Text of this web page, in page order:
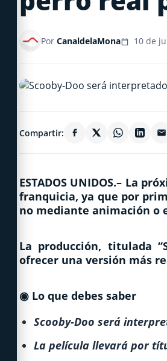
Por CanaldelaMona 10 de
Compartir:
ESTADOS UNIDOS.– La
franquicia, ya que por
no mediante animación o
La producción, titulada
ofrecer una versión más
◉ Lo que debes saber
Scooby-Doo será
La película llevará por